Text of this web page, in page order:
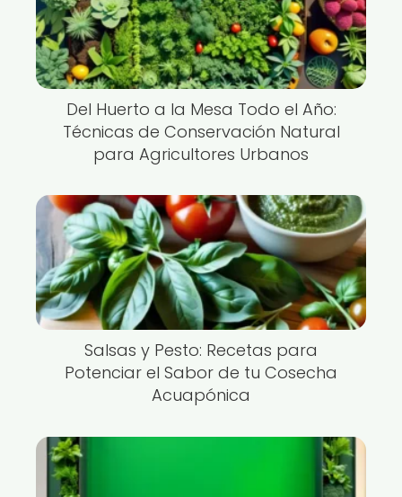
Del Huerto a la Mesa Todo el Año:
Técnicas de Conservación Natural
para Agricultores Urbanos
Salsas y Pesto: Recetas para
Potenciar el Sabor de tu Cosecha
Acuapónica